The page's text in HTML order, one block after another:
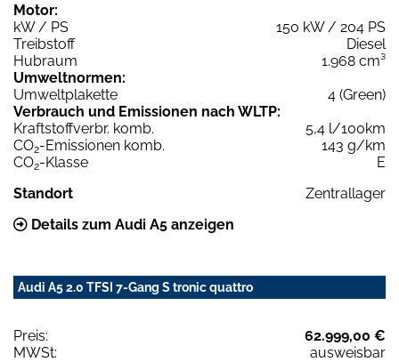
Motor:
kW / PS
150 kW / 204 PS
Treibstoff
Diesel
Hubraum
1.968 cm³
Umweltnormen:
Umweltplakette
4 (Green)
Verbrauch und Emissionen nach WLTP:
Kraftstoffverbr. komb.
5,4 l/100km
CO2-Emissionen komb.
143 g/km
CO2-Klasse
E
Standort
Zentrallager
Details zum Audi A5 anzeigen
Audi A5 2.0 TFSI 7-Gang S tronic quattro
Preis:
62.999,00 €
MWSt:
ausweisbar